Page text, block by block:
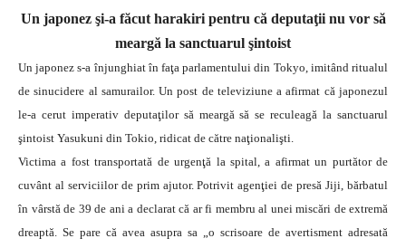
Un japonez şi-a făcut harakiri pentru că deputaţii nu vor să
meargă la sanctuarul şintoist
Un japonez s-a înjunghiat în faţa parlamentului din Tokyo, imitând ritualul
de sinucidere al samurailor. Un post de televiziune a afirmat că japonezul
le-a cerut imperativ deputaţilor să meargă să se reculeagă la sanctuarul
şintoist Yasukuni din Tokio, ridicat de către naţionalişti.
Victima a fost transportată de urgenţă la spital, a afirmat un purtător de
cuvânt al serviciilor de prim ajutor. Potrivit agenţiei de presă Jiji, bărbatul
în vârstă de 39 de ani a declarat că ar fi membru al unei miscări de extremă
dreaptă. Se pare că avea asupra sa „o scrisoare de avertisment adresată